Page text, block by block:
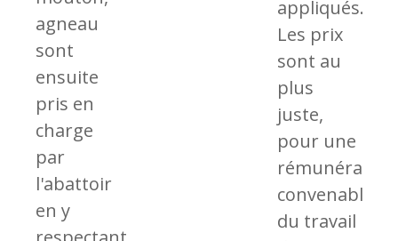
agneau
sont
ensuite
pris en
charge
par
l'abattoir
en y
appliqués.
Les prix
sont au
plus
juste,
pour une
rémunération
convenable
du travail